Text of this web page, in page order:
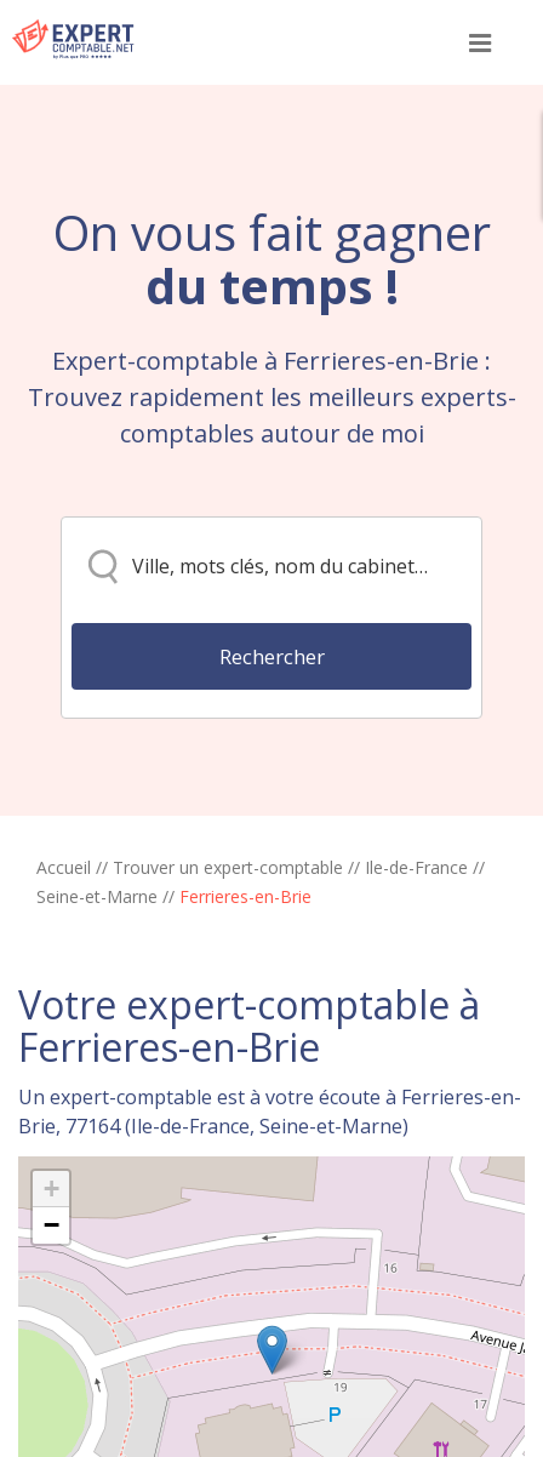
Menu
On vous fait gagner
du temps !
Expert-comptable à Ferrieres-en-Brie :
Trouvez rapidement les meilleurs experts-
comptables autour de moi
Accueil // Trouver un expert-comptable // Ile-de-France //
Seine-et-Marne // Ferrieres-en-Brie
Votre expert-comptable à
Ferrieres-en-Brie
Un expert-comptable est à votre écoute à Ferrieres-en-
Brie, 77164 (Ile-de-France, Seine-et-Marne)
+
−